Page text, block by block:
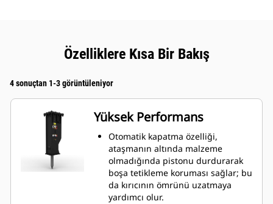
Özelliklere Kısa Bir Bakış
4 sonuçtan 1-3 görüntüleniyor
Yüksek Performans
Otomatik kapatma özelliği,
ataşmanın altında malzeme
olmadığında pistonu durdurarak
boşa tetikleme koruması sağlar; bu
da kırıcının ömrünü uzatmaya
yardımcı olur.